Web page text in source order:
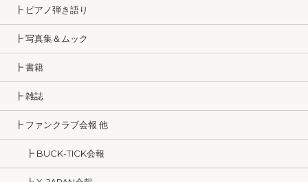
┣ ピアノ弾き語り
┣ 写真集＆ムック
┣ 書籍
┣ 雑誌
┣ ファンクラブ会報 他
┣ BUCK-TICK会報